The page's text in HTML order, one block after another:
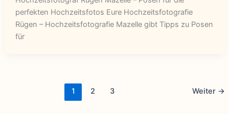
perfekten Hochzeitsfotos Eure Hochzeitsfotografie
Rügen – Hochzeitsfotografie Mazelle gibt Tipps zu Posen
für
1 2 3 Weiter →